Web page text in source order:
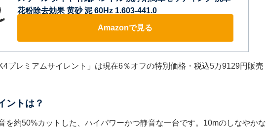
花粉除去効果 黄砂 泥 60Hz 1.603-441.0
Amazonで見る
プレミアムサイレント」は現在6％オフの特別価格・税込5万9129円販売
ントは？
を約50%カットした、ハイパワーかつ静音な一台です。10mのしなやかな